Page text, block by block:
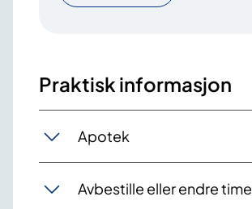
Praktisk informasjon
Apotek
Avbestille eller endre time